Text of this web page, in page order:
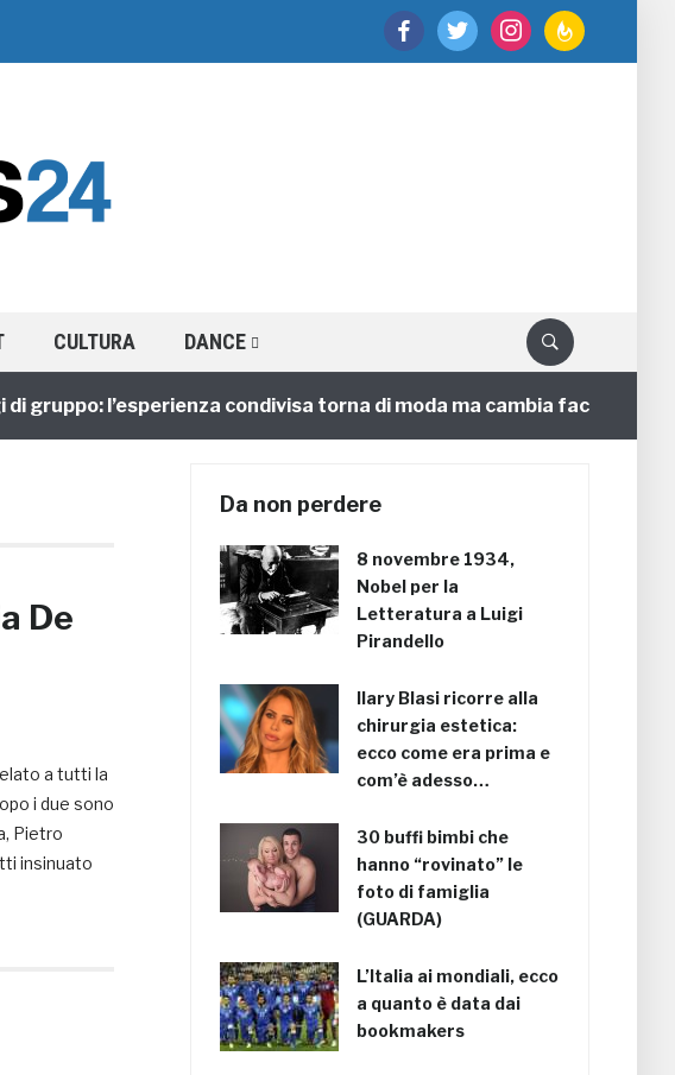
facebooktwitter instagramfeedburner
CULTURA DANCE
l’esperienza condivisa torna di moda ma cambia faccia
De
a tutti la
i due sono
Pietro
insinuato
Da non perdere
8 novembre 1934,
Nobel per la
Letteratura a Luigi
Pirandello
Ilary Blasi ricorre alla
chirurgia estetica:
ecco come era prima e
com’è adesso…
30 buffi bimbi che
hanno “rovinato” le
foto di famiglia
(GUARDA)
L’Italia ai mondiali, ecco
a quanto è data dai
bookmakers